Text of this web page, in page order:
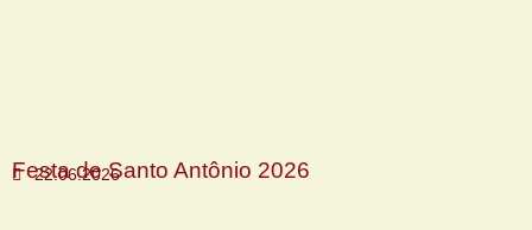
Festa de Santo Antônio 2026
22.06.2026